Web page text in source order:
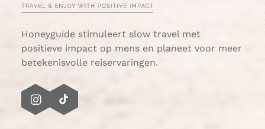
Honeyguide stimuleert slow travel met
positieve impact op mens en planeet voor meer
betekenisvolle reiservaringen.
I
T